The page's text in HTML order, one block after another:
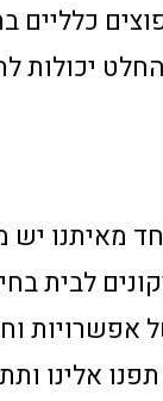
כלליים
יכולות
מאיתנו
לבית
אפשרויות
אלינו